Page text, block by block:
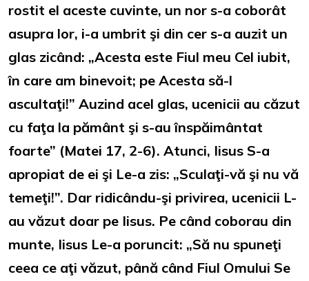
rostit el aceste cuvinte, un nor s-a coborât
asupra lor, i-a umbrit şi din cer s-a auzit un
glas zicând: „Acesta este Fiul meu Cel iubit,
în care am binevoit; pe Acesta să-l
ascultaţi!” Auzind acel glas, ucenicii au căzut
cu faţa la pământ şi s-au înspăimântat
foarte” (Matei 17, 2-6). Atunci, Iisus S-a
apropiat de ei şi Le-a zis: „Sculaţi-vă şi nu vă
temeţi!”. Dar ridicându-şi privirea, ucenicii L-
au văzut doar pe Iisus. Pe când coborau din
munte, Iisus Le-a poruncit: „Să nu spuneţi
ceea ce aţi văzut, până când Fiul Omului Se